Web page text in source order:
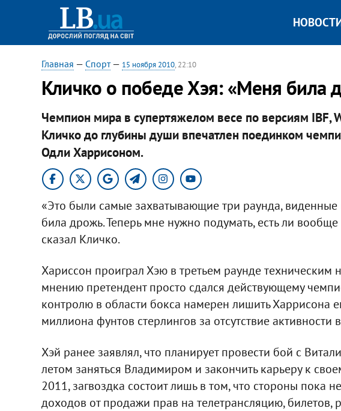
Главная — Спорт— 15 ноября 2010, 22:10
Кличко о победе Хэя: «Меня била
Чемпион мира в супертяжелом весе по версиям IBF,
Кличко до глубины души впечатлен поединком
Одли Харрисоном.
«Это были самые захватывающие три раунда,
била дрожь. Теперь мне нужно подумать, есть ли
сказал Кличко.
Хариссон проиграл Хэю в третьем раунде техническим
мнению претендент просто сдался действующему
контролю в области бокса намерен лишить Харрисона
миллиона фунтов стерлингов за отсутствие активности
Хэй ранее заявлял, что планирует провести бой с
летом заняться Владимиром и закончить карьеру к
2011, загвоздка состоит лишь в том, что стороны пока
доходов от продажи прав на телетрансляцию, билетов,